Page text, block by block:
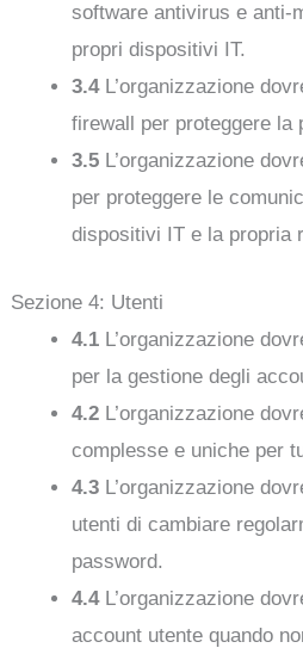
software antivirus e anti-
propri dispositivi IT.
3.4L’organizzazione
firewall per proteggere la
3.5 L’organizzazione
per proteggere le
dispositivi IT e la propria
Sezione 4: Utenti
4.1 L’organizzazione
per la gestione degli
4.2 L’organizzazione
complesse e uniche per
4.3 L’organizzazione
utenti di cambiare
password.
4.4L’organizzazione
account utente quando